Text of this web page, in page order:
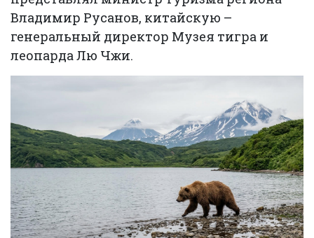
Владимир Русанов, китайскую –
генеральный директор Музея тигра и
леопарда Лю Чжи.